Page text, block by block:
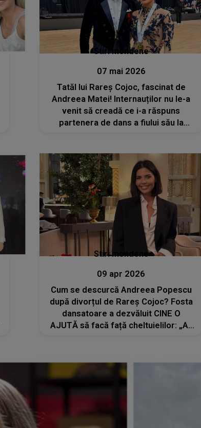
Stiri mondene
07 mai 2026
Tatăl lui Rareș Cojoc, fascinat de
Andreea Matei! Internauților nu le-a
venit să creadă ce i-a răspuns
partenera de dans a fiului său la
Stiri mondene
09 apr 2026
Cum se descurcă Andreea Popescu
după divorțul de Rareș Cojoc? Fosta
dansatoare a dezvăluit CINE O
AJUTĂ să facă față cheltuielilor: „Ar